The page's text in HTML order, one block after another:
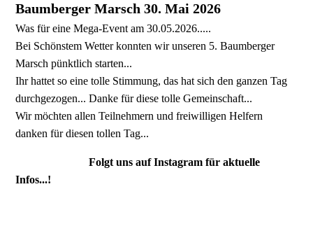
Baumberger Marsch 30. Mai 2026
Was für eine Mega-Event am 30.05.2026.....
Bei Schönstem Wetter konnten wir unseren 5. Baumberger
Marsch pünktlich starten...
Ihr hattet so eine tolle Stimmung, das hat sich den ganzen Tag
durchgezogen... Danke für diese tolle Gemeinschaft...
Wir möchten allen Teilnehmern und freiwilligen Helfern
danken für diesen tollen Tag...
Folgt uns auf Instagram für aktuelle
Infos...!